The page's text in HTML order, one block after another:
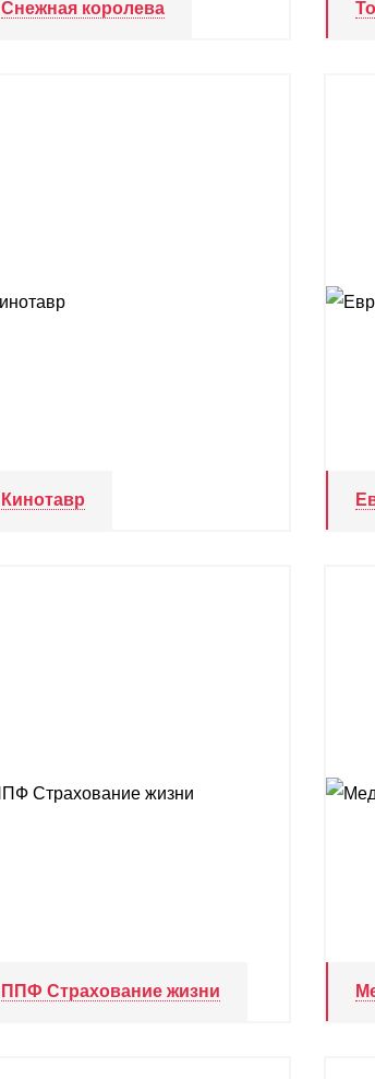
Снежная королева
Кинотавр
ППФ Страхование жизни